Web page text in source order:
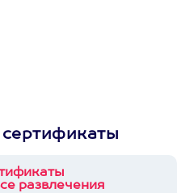
развлечения